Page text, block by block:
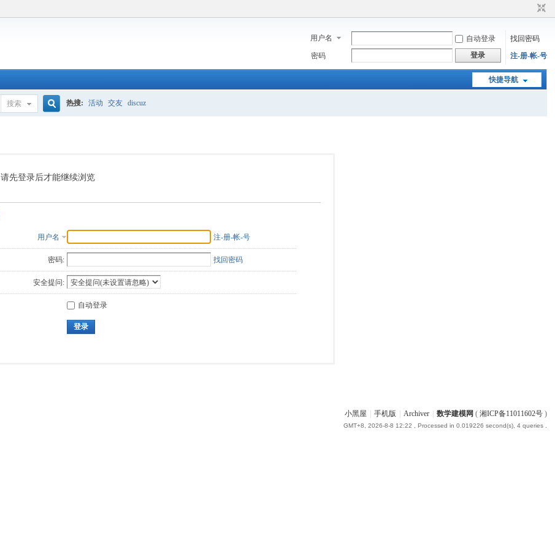
用户名 自动登录
找回密码
密码
登录 注-册-帐-号
快捷导航
搜索
索
热搜: 活动 交友 discuz
请先登录后才能继续浏览
用户名 注-册-帐-号
密码: 找回密码
安全提问:
自动登录
登录
小黑屋 手机版 Archiver 数学建模网 ( 湘ICP备11011602号)
GMT+8, 2026-8-8 12:22 , Processed in 0.019226 second(s), 4 queries .